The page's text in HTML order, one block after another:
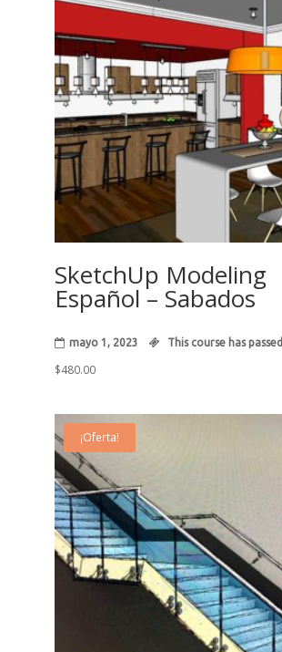
May
SketchUp Modeling
Español – Sabados
mayo 1, 2023 This course has passed
$480.00
19
May
¡Oferta!